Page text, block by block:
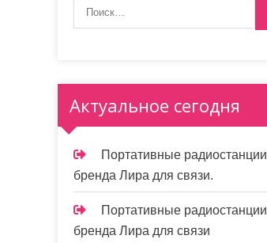
Актуальное сегодня
Портативные радиостанции
бренда Лира для связи.
Портативные радиостанции
бренда Лира для связи